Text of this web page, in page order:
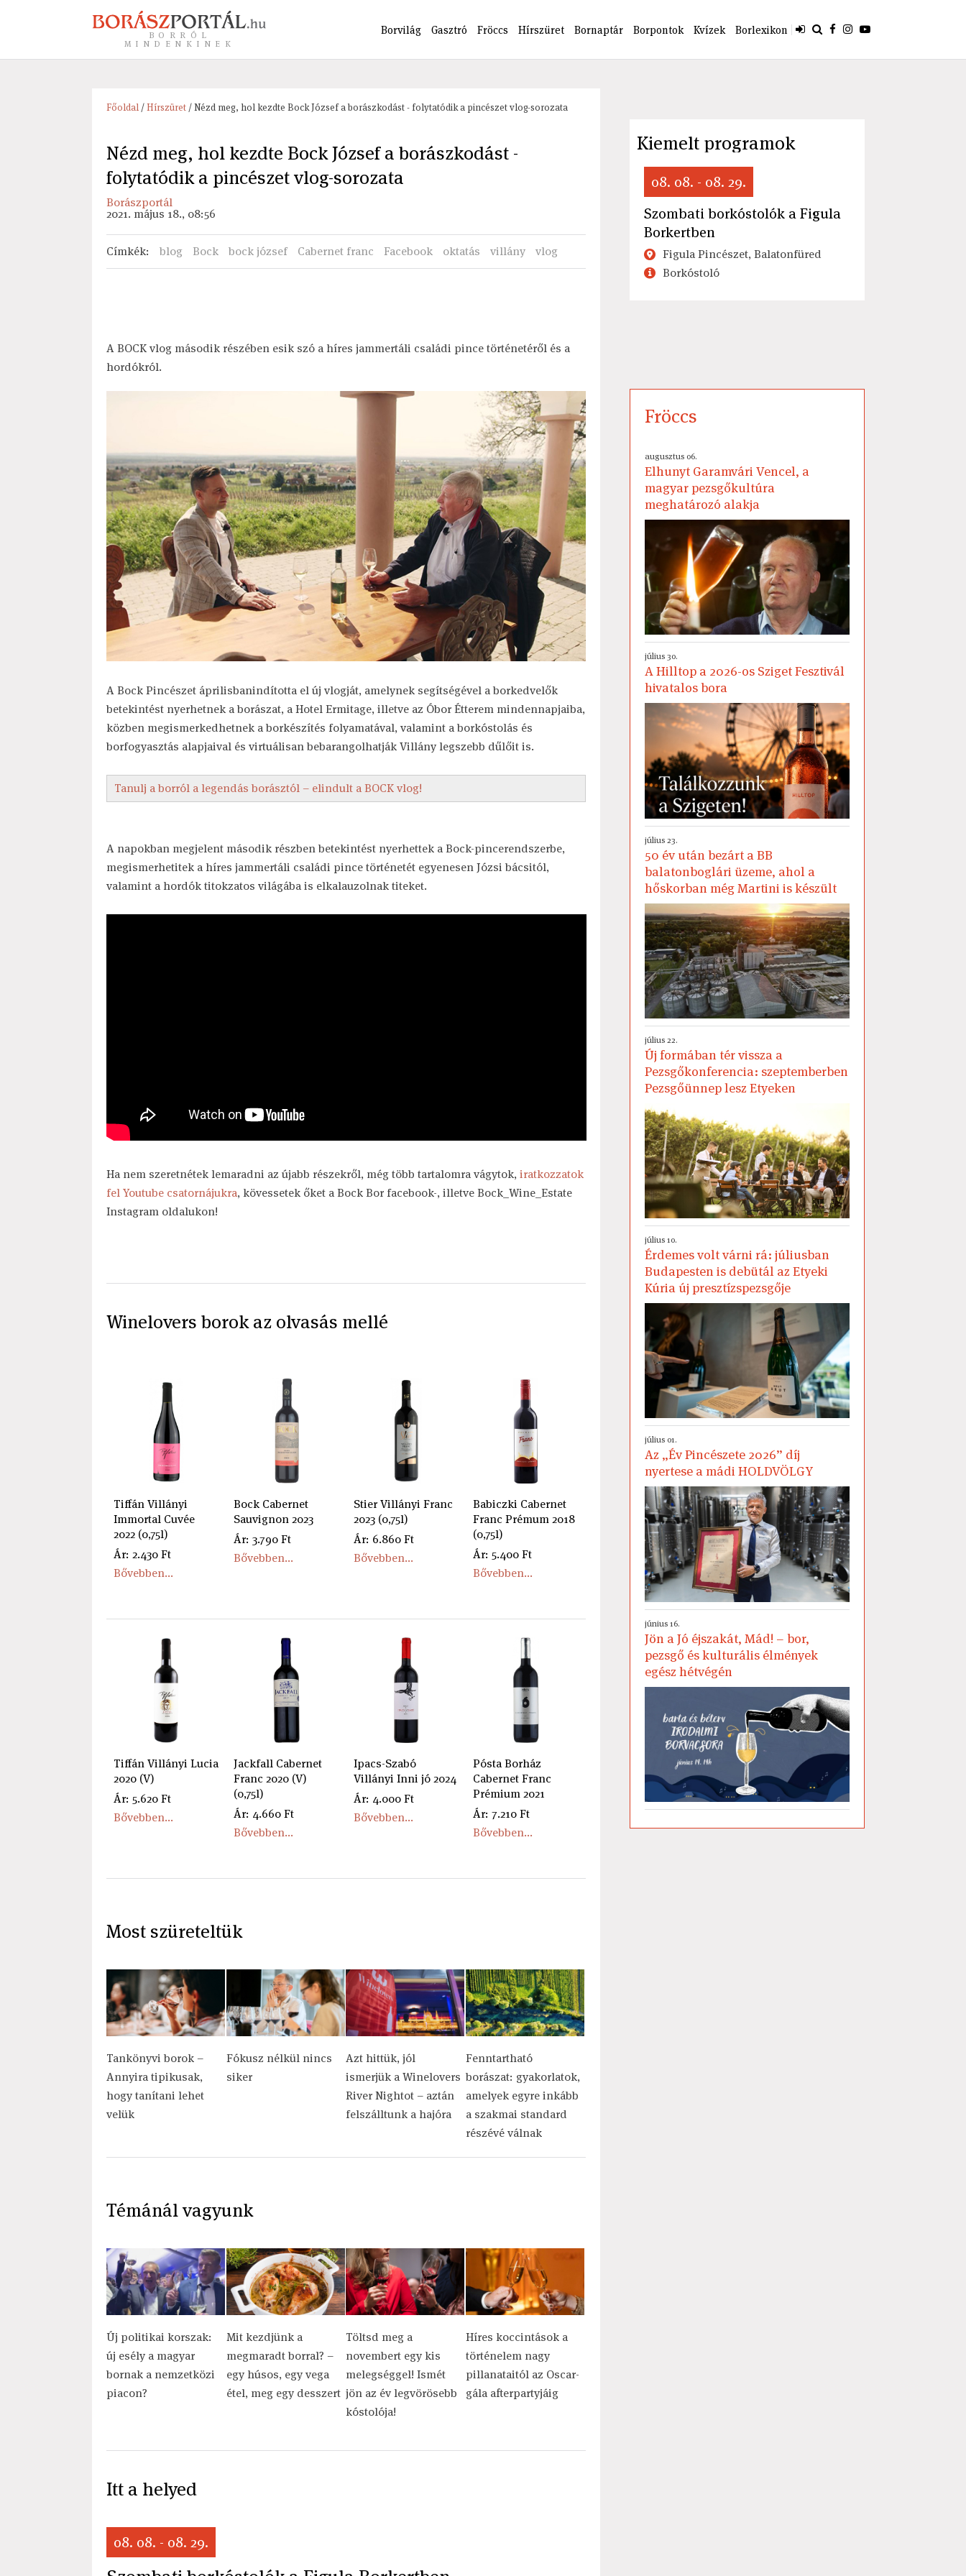
BORRÓL
MINDENKINEK
Borvilág Gasztró Fröccs Hírszüret Bornaptár Borpontok Kvízek Borlexikon
Főoldal/Hírszüret/ Nézd meg, hol kezdte Bock József a borászkodást - folytatódik a pincészet vlog-sorozata
Nézd meg, hol kezdte Bock József a borászkodást -
folytatódik a pincészet vlog-sorozata
Borászportál
2021. május 18., 08:56
Címkék: blog Bock bock józsef Cabernet franc Facebook oktatás villány vlog
A BOCK vlog második részében esik szó a híres jammertáli családi pince történetéről és a
hordókról.
A Bock Pincészet áprilisbanindította el új vlogját, amelynek segítségével a borkedvelők
betekintést nyerhetnek a borászat, a Hotel Ermitage, illetve az Óbor Étterem mindennapjaiba,
közben megismerkedhetnek a borkészítés folyamatával, valamint a borkóstolás és
borfogyasztás alapjaival és virtuálisan bebarangolhatják Villány legszebb dűlőit is.
Tanulj a borról a legendás borásztól – elindult a BOCK vlog!
A napokban megjelent második részben betekintést nyerhettek a Bock-pincerendszerbe,
megismerhetitek a híres jammertáli családi pince történetét egyenesen Józsi bácsitól,
valamint a hordók titokzatos világába is elkalauzolnak titeket.
Ha nem szeretnétek lemaradni az újabb részekről, még több tartalomra vágytok, iratkozzatok
fel Youtube csatornájukra, kövessetek őket a Bock Bor facebook-, illetve Bock_Wine_Estate
Instagram oldalukon!
Winelovers borok az olvasás mellé
Tiffán Villányi
Immortal Cuvée
2022 (0,75l)
Ár: 2.430 Ft
Bővebben...
Bock Cabernet
Sauvignon 2023
Ár: 3.790 Ft
Bővebben...
Stier Villányi Franc
2023 (0,75l)
Ár: 6.860 Ft
Bővebben...
Babiczki Cabernet
Franc Prémum 2018
(0,75l)
Ár: 5.400 Ft
Bővebben...
Tiffán Villányi Lucia
2020 (V)
Ár: 5.620 Ft
Bővebben...
Jackfall Cabernet
Franc 2020 (V)
(0,75l)
Ár: 4.660 Ft
Bővebben...
Ipacs-Szabó
Villányi Inni jó 2024
Ár: 4.000 Ft
Bővebben...
Pósta Borház
Cabernet Franc
Prémium 2021
Ár: 7.210 Ft
Bővebben...
Most szüreteltük
Tankönyvi borok –
Annyira tipikusak,
hogy tanítani lehet
velük
Fókusz nélkül nincs
siker
Azt hittük, jól
ismerjük a Winelovers
River Nightot – aztán
felszálltunk a hajóra
Fenntartható
borászat: gyakorlatok,
amelyek egyre inkább
a szakmai standard
részévé válnak
Témánál vagyunk
Új politikai korszak:
új esély a magyar
bornak a nemzetközi
piacon?
Mit kezdjünk a
megmaradt borral? –
egy húsos, egy vega
étel, meg egy desszert
Töltsd meg a
novembert egy kis
melegséggel! Ismét
jön az év legvörösebb
kóstolója!
Híres koccintások a
történelem nagy
pillanataitól az Oscar-
gála afterpartyjáig
Itt a helyed
08. 08. - 08. 29.
Kiemelt programok
08. 08. - 08. 29.
Szombati borkóstolók a Figula
Borkertben
Figula Pincészet, Balatonfüred
Borkóstoló
Fröccs
augusztus 06.
Elhunyt Garamvári Vencel, a
magyar pezsgőkultúra
meghatározó alakja
július 30.
A Hilltop a 2026-os Sziget Fesztivál
hivatalos bora
július 23.
50 év után bezárt a BB
balatonboglári üzeme, ahol a
hőskorban még Martini is készült
július 22.
Új formában tér vissza a
Pezsgőkonferencia: szeptemberben
Pezsgőünnep lesz Etyeken
július 10.
Érdemes volt várni rá: júliusban
Budapesten is debütál az Etyeki
Kúria új presztízspezsgője
július 01.
Az „Év Pincészete 2026” díj
nyertese a mádi HOLDVÖLGY
június 16.
Jön a Jó éjszakát, Mád! – bor,
pezsgő és kulturális élmények
egész hétvégén